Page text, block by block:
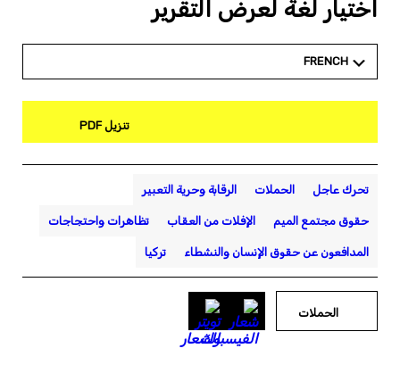
اختيار لغة لعرض التقرير
FRENCH
تنزيل PDF
تحرك عاجل الحملات الرقابة وحرية التعبير
حقوق مجتمع الميم الإفلات من العقاب تظاهرات واحتجاجات
المدافعون عن حقوق الإنسان والنشطاء تركيا
الحملات